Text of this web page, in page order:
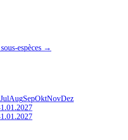
espèces →
JulAugSepOktNovDez